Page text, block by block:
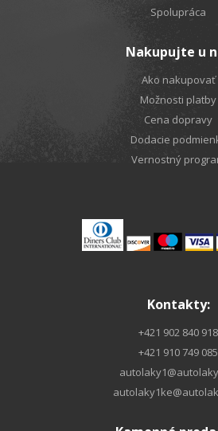
Spolupráca
Nakupujte u
Ako nakupovať
Možnosti platby
Cena dopravy
Dodacie
Vernostný
Kontakty:
+421 902 840 918
+421 910 749 085